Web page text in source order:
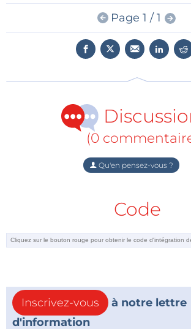
Triste ou riant avenir que les
Canton ? Nous vous laissons le soin
Page 1 / 1
(0
Qu'en pensez-vous ?
Code
Inscrivez-vous
à notre lettre
d'information